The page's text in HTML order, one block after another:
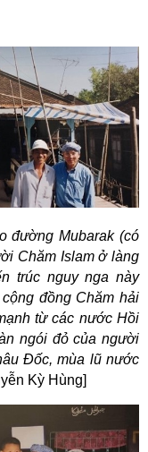
đường Mubarak (có
Chăm Islam ở làng
trúc nguy nga này
đồng Chăm hải
từ các nước Hồi
ngói đỏ của người
Đốc, mùa lũ nước
Kỳ Hùng]